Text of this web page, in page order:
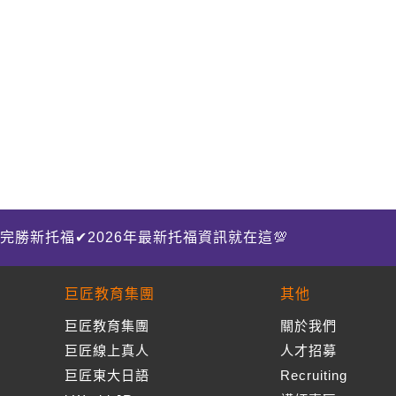
完勝新托福✔2026年最新托福資訊就在這💯
巨匠教育集團
巨匠教育集團
巨匠線上真人
巨匠東大日語
其他
關於我們
人才招募
Recruiting